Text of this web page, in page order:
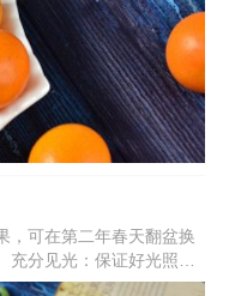
，可在第二年春天翻盆换
充分见光：保证好光照，
修剪：盛果期结束后修剪